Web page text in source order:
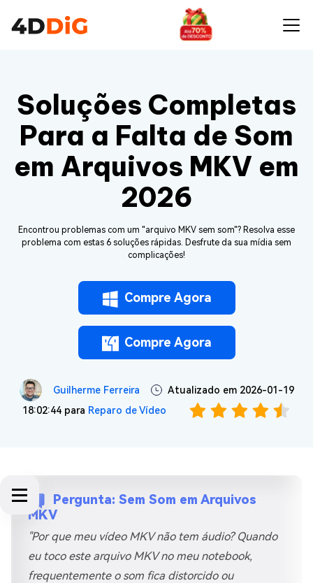
Soluções Completas
Para a Falta de Som
em Arquivos MKV em
2026
Encontrou problemas com um "arquivo MKV sem som"? Resolva esse
problema com estas 6 soluções rápidas. Desfrute da sua mídia sem
complicações!
Compre Agora
Compre Agora
Guilherme Ferreira
Atualizado em 2026-01-19
18:02:44 para Reparo de Vídeo
Pergunta: Sem Som em Arquivos
MKV
"Por que meu vídeo MKV não tem áudio? Quando
eu toco este arquivo MKV no meu notebook,
frequentemente o som fica distorcido ou